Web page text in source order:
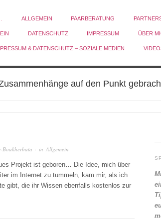
ALLGEMEIN PAARBERATUNG
DATENSCHUTZ IMPRESSUM ÜBER
& DATENSCHUTZ – SOZIALE MEDIEN
auf den Punkt
Boukherbata · in Allgemein
Projekt ist geboren… Die Idee, mich über
im Internet zu tummeln, kam mir, als ich
gibt, die ihr Wissen ebenfalls kostenlos zur